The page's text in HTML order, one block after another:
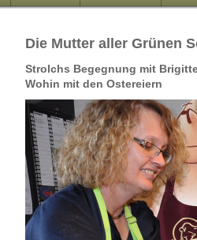
Die Mutter aller Grünen
Strolchs Begegnung mit
Wohin mit den Ostereiern